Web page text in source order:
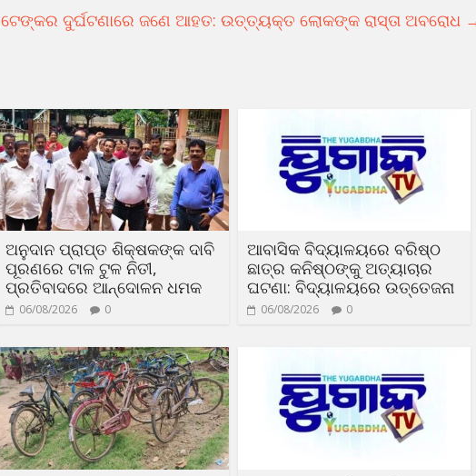
ଟେଙ୍କର ଦୁର୍ଘଟଣାରେ ଜଣେ ଆହତ: ଉତ୍ତ୍ୟକ୍ତ ଲୋକଙ୍କ ରାସ୍ତା ଅବରାେଧ
ଅନୁଦାନ ପ୍ରାପ୍ତ ଶିକ୍ଷକଙ୍କ ଦାବି
ପୂରଣରେ ଟାଳ ଟୁଳ ନିତୀ,
ପ୍ରତିବାଦରେ ଆନ୍ଦୋଳନ ଧମକ
06/08/2026 0
ଆବାସିକ ବିଦ୍ୟାଳୟରେ ବରିଷ୍ଠ
ଛାତ୍ର କନିଷ୍ଠଙ୍କୁ ଅତ୍ୟାଚାର
ଘଟଣା: ବିଦ୍ୟାଳୟରେ ଉତ୍ତେଜନା
06/08/2026 0